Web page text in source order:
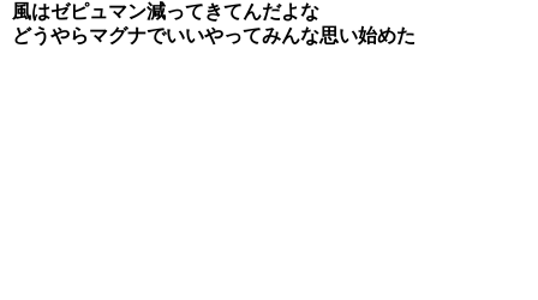
風はゼピュマン減ってきてんだよな
どうやらマグナでいいやってみんな思い始めた